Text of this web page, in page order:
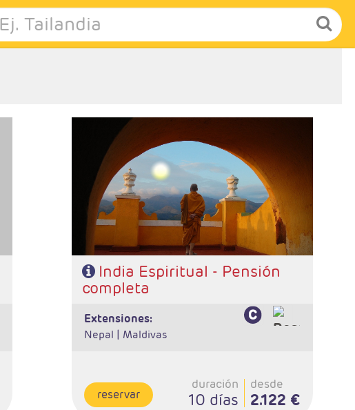
- Salidas: Lunes
- Ruta: 1 noches Delhi, 2n Jaipur, 2n Agra, 1n Delhi, 1n
Varanasi y 1 noche Delhi
- Categoría hotelera: Estándar, Primera y Superior
- Régimen: 8 desayunos, 7 almuerzos y 6 cenas
- A destacar: Se necesita visado.
India Espiritual - Pensión
completa
extensiones:
Nepal | Maldivas
reservar
duración
10 días
desde
2.122 €